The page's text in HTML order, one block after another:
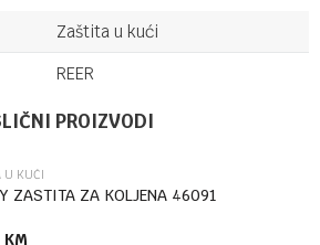
Zaštita u kući
REER
PROIZVODI
U KUĆI
ZASTITA ZA KOLJENA 46091
KM